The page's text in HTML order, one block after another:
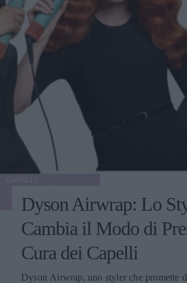
Dyson Airwrap: Lo
Cambia il Modo di
Cura dei Capelli
Dyson Airwrap, uno styler che promette